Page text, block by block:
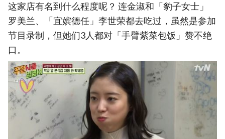
这家店有名到什么程度呢？ 连金淑和「豹子女士」
罗美兰、「宜嫔德任」李世荣都去吃过，虽然是参加
节目录制，但她们3人都对「手臂紫菜包饭」赞不绝
口。